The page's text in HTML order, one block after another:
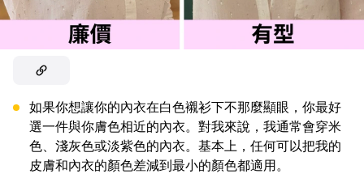
如果你想讓你的內衣在白色襯衫下不那麼顯眼，你最好
選一件與你膚色相近的內衣。對我來說，我通常會穿米
色、淺灰色或淡紫色的內衣。基本上，任何可以把我的
皮膚和內衣的顏色差減到最小的顏色都適用。